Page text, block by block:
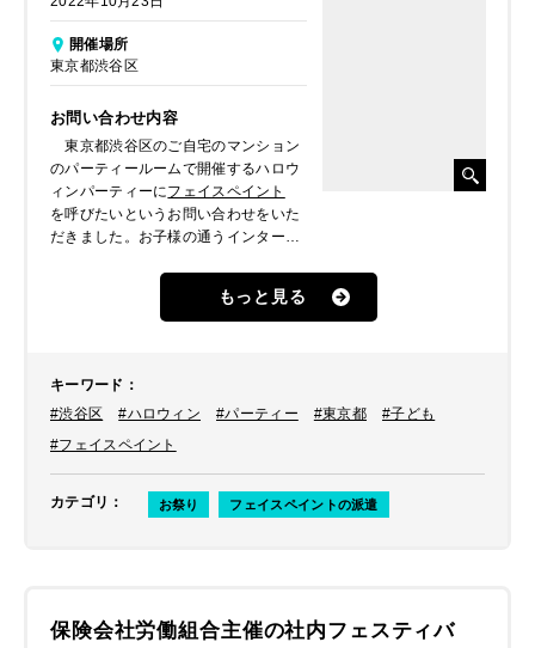
開催場所
東京都渋谷区
お問い合わせ内容
東京都渋谷区のご自宅のマンション
のパーティールームで開催するハロウ
ィンパーティーにフェイスペイント
を呼びたいというお問い合わせをいた
だきました。お子様の通うインターナ
され、ハロウィンのペイントでパーテ
ィーを盛り上げてほしいとのことでし
もっと見る
キーワード ：
#渋谷区
#ハロウィン #パーティー #東京都
#子ども
#フェイスペイント
カテゴリ ： お祭り フェイスペイントの派遣
保険会社労働組合主催の社内フェスティバ